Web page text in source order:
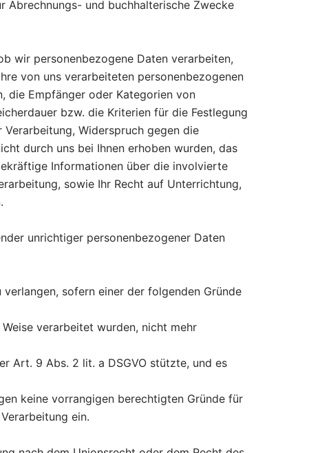
und buchhalterische Zwecke
wir personenbezogene Daten verarbeiten,
von uns verarbeiteten personenbezogenen
die Empfänger oder Kategorien von
bzw. die Kriterien für die Festlegung
Verarbeitung, Widerspruch gegen die
durch uns bei Ihnen erhoben wurden, das
Informationen über die involvierte
sowie Ihr Recht auf Unterrichtung,
unrichtiger personenbezogener Daten
sofern einer der folgenden Gründe
verarbeitet wurden, nicht mehr
Art. 9 Abs. 2 lit. a DSGVO stützte, und es
keine vorrangigen berechtigten Gründe für
ein.